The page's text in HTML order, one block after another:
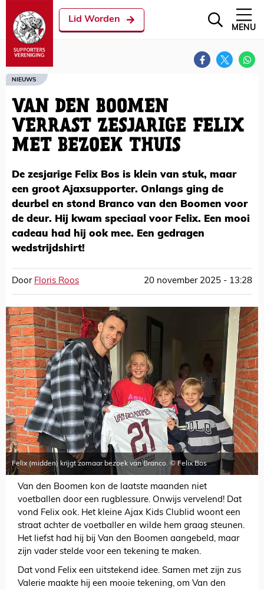
Lid Worden
MENU
NIEUWS
VAN DEN BOOMEN
VERRAST ZESJARIGE FELIX
MET BEZOEK THUIS
De zesjarige Felix Bos is klein van stuk, maar
een groot Ajaxsupporter. Onlangs ging de
deurbel en stond Branco van den Boomen voor
de deur. Hij kwam speciaal voor Felix. Een mooi
cadeau had hij ook mee. Een gedragen
wedstrijdshirt!
Door Floris Roos 20 november 2025 - 13:28
Felix (midden) krijgt zomaar bezoek van Branco. © Felix Bos
Van den Boomen kon de laatste maanden niet
voetballen door een rugblessure. Onwijs vervelend! Dat
vond Felix ook. Het kleine Ajax Kids Clublid woont een
straat achter de voetballer en wilde hem graag steunen.
Het liefst had hij bij Van den Boomen aangebeld, maar
zijn vader stelde voor een tekening te maken.
Dat vond Felix een uitstekend idee. Samen met zijn zus
Valerie maakte hij een mooie tekening, om Van den